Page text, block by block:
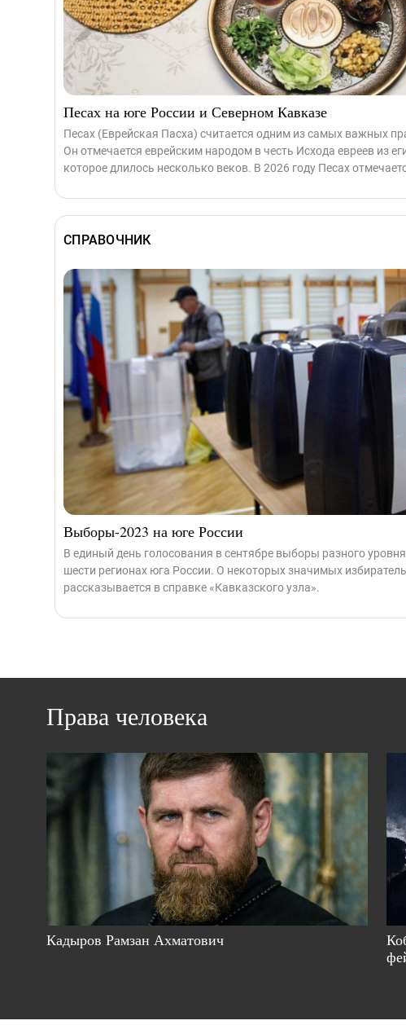
Песах на юге России и Северном Кавказе
Песах (Еврейская Пасха) считается одним из самых важных
Он отмечается еврейским народом в честь Исхода евреев из
которое длилось несколько веков. В 2026 году Песах
СПРАВОЧНИК
Выборы-2023 на юге России
В единый день голосования в сентябре выборы разного
шести регионах юга России. О некоторых значимых
рассказывается в справке «Кавказского узла».
Права человека
Кадыров Рамзан Ахматович